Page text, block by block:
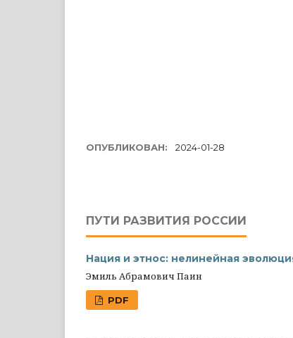
ОПУБЛИКОВАН: 2024-01-28
ПУТИ РАЗВИТИЯ РОССИИ
Нация и этнос: нелинейная
Эмиль Абрамович Паин
PDF